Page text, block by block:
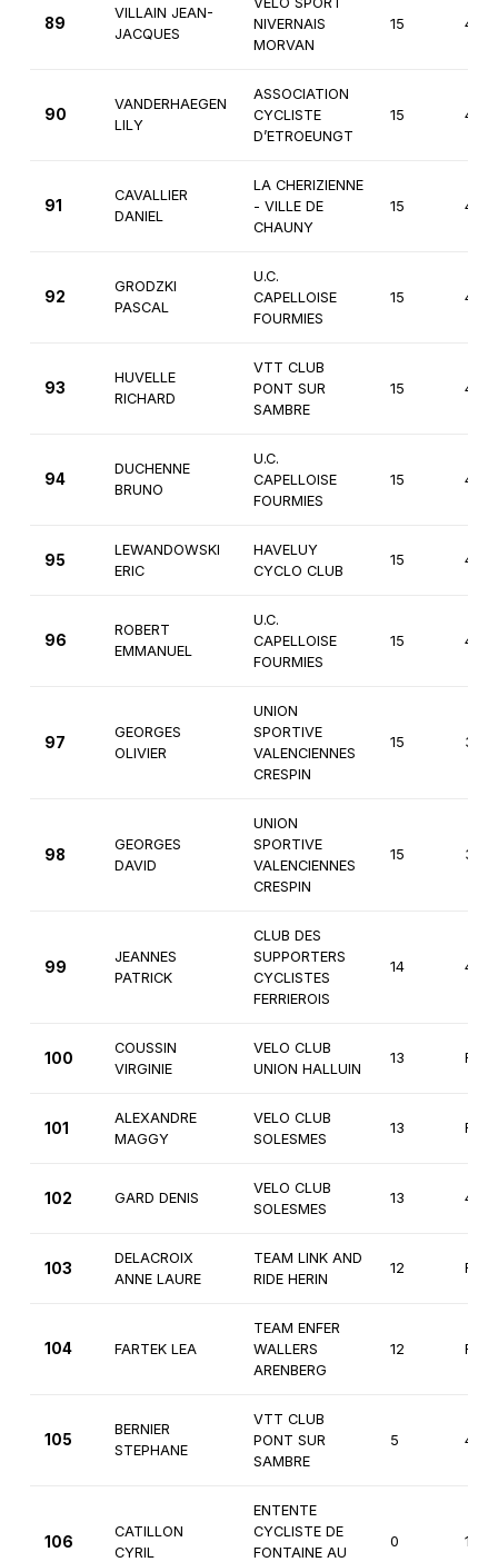
89
VILLAIN JEAN-
JACQUES
NIVERNAIS
MORVAN
15
90
VANDERHAEGEN
LILY
ASSOCIATION
CYCLISTE
D’ETROEUNGT
15
91
CAVALLIER
DANIEL
LA CHERIZIENNE
- VILLE DE
CHAUNY
15
92
GRODZKI
PASCAL
U.C.
CAPELLOISE
FOURMIES
15
93
HUVELLE
RICHARD
VTT CLUB
PONT SUR
SAMBRE
15
94
DUCHENNE
BRUNO
U.C.
CAPELLOISE
FOURMIES
15
95
LEWANDOWSKI
ERIC
HAVELUY
CYCLO CLUB
15
96
ROBERT
EMMANUEL
U.C.
CAPELLOISE
FOURMIES
15
97
GEORGES
OLIVIER
UNION
SPORTIVE
VALENCIENNES
CRESPIN
15
98
GEORGES
DAVID
UNION
SPORTIVE
VALENCIENNES
CRESPIN
15
99
JEANNES
PATRICK
CLUB DES
SUPPORTERS
CYCLISTES
FERRIEROIS
14
100
COUSSIN
VIRGINIE
VELO CLUB
UNION HALLUIN
13
101
ALEXANDRE
MAGGY
VELO CLUB
SOLESMES
13
102 GARD DENIS
VELO CLUB
SOLESMES
13
103
DELACROIX
ANNE LAURE
TEAM LINK AND
RIDE HERIN
12
104 FARTEK LEA
TEAM ENFER
WALLERS
ARENBERG
12
105
BERNIER
STEPHANE
VTT CLUB
PONT SUR
SAMBRE
5
106
CATILLON
CYRIL
ENTENTE
CYCLISTE DE
FONTAINE AU
0 1ère